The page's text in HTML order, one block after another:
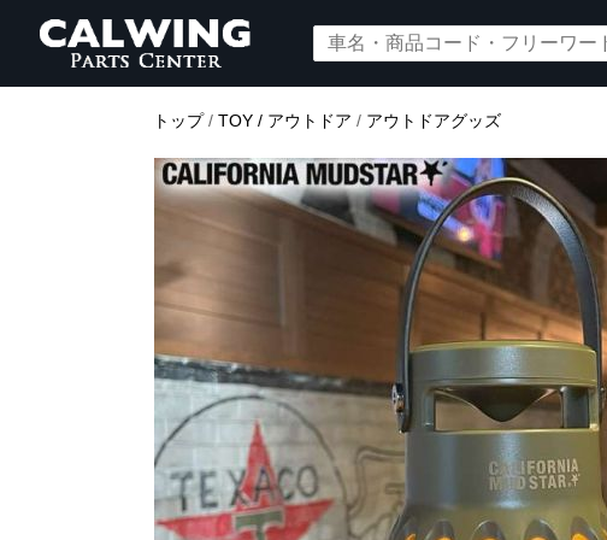
トップ/ TOY / アウトドア / アウトドアグッズ